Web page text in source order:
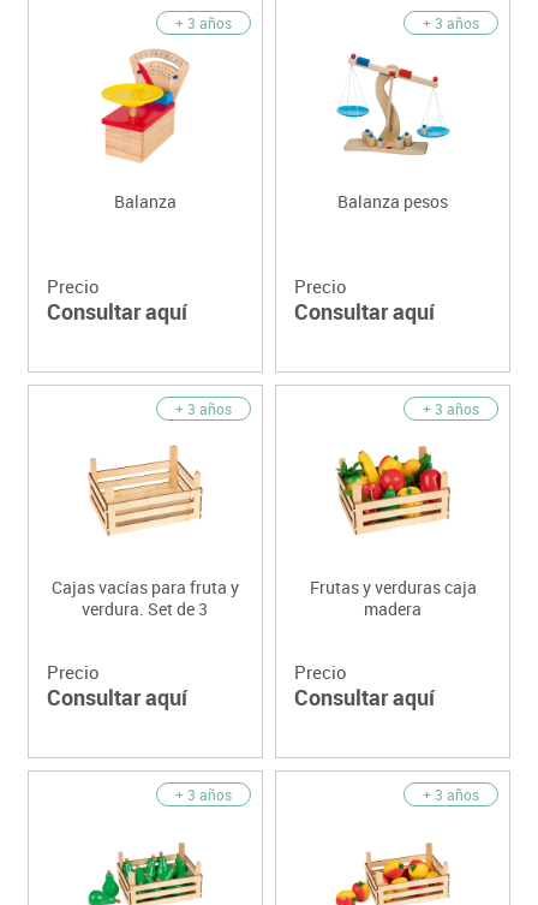
+ 3 años
Balanza
Precio
Consultar aquí
+ 3 años
Balanza pesos
Precio
Consultar aquí
+ 3 años
Cajas vacías para fruta y
verdura. Set de 3
Precio
Consultar aquí
+ 3 años
Frutas y verduras caja
madera
Precio
Consultar aquí
+ 3 años + 3 años